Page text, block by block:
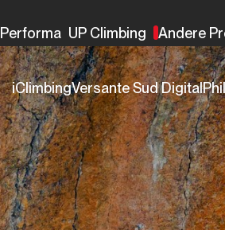
Performa UP Climbing Andere
iClimbingVersante Sud Digital